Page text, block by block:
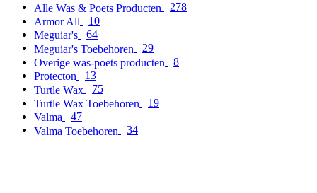
Alle Was & Poets Producten
278
Armor All
10
Meguiar's
64
Meguiar's Toebehoren
29
Overige was-poets producten
8
Protecton
13
Turtle Wax
75
Turtle Wax Toebehoren
19
Valma
47
Valma Toebehoren
34